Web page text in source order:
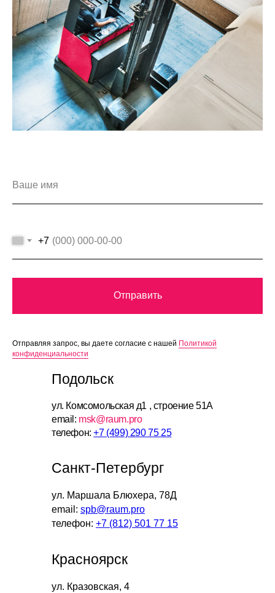
+7
Отправить
Отправляя запрос, вы даете согласие с нашей Политикой
конфиденциальности
ул. Кразовская, 4
Красноярск
ул. Маршала Блюхера, 78Д
email: spb@raum.pro
телефон: +7 (812) 501 77 15
Санкт-Петербург
Подольск
ул. Комсомольская д1 , строение 51А
email: msk@raum.pro
телефон:+7 (499) 290 75 25